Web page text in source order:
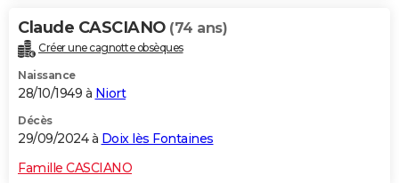
Claude CASCIANO (74 ans)
Créer une cagnotte obsèques
Naissance
28/10/1949 à Niort
Décès
29/09/2024 à Doix lès Fontaines
Famille CASCIANO